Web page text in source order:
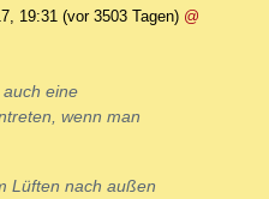
19:31 (vor 3503 Tagen) @
eine
wenn man
Lüften nach außen